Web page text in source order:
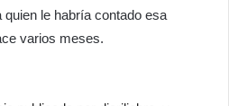
le habría contado esa
varios meses.